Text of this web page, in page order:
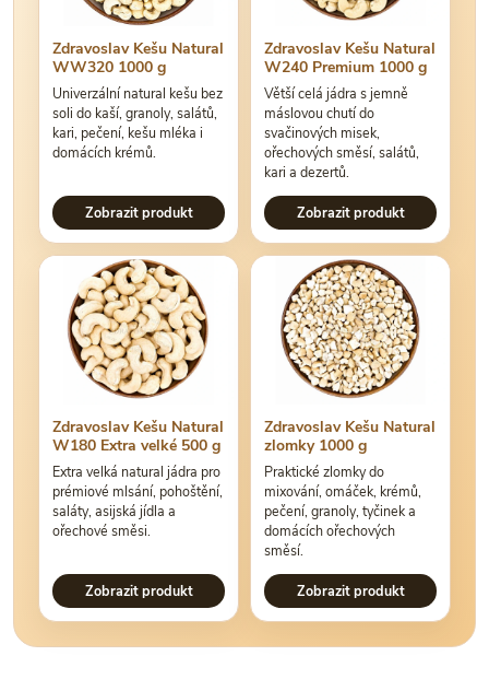
Zdravoslav Kešu Natural
WW320 1000 g
Univerzální natural kešu bez
soli do kaší, granoly, salátů,
kari, pečení, kešu mléka i
domácích krémů.
Zobrazit produkt
Zdravoslav Kešu Natural
W240 Premium 1000 g
Větší celá jádra s jemně
máslovou chutí do
svačinových misek,
ořechových směsí, salátů,
kari a dezertů.
Zobrazit produkt
Zdravoslav Kešu Natural
W180 Extra velké 500 g
Extra velká natural jádra pro
prémiové mlsání, pohoštění,
saláty, asijská jídla a
ořechové směsi.
Zobrazit produkt
Zdravoslav Kešu Natural
zlomky 1000 g
Praktické zlomky do
mixování, omáček, krémů,
pečení, granoly, tyčinek a
domácích ořechových
směsí.
Zobrazit produkt